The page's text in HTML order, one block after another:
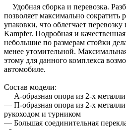
Удобная сборка и перевозка.
позволяет максимально сократить
упаковки, что облегчает
Kampfer. Подробная и
небольшие по размерам стойки
менее утомительной.
этому для данного комплекса
автомобиле.
Состав модели:
— А-образная опора из 2-х
— П-образная опора из 2-х
рукоходом и турником
— Большая соединительная